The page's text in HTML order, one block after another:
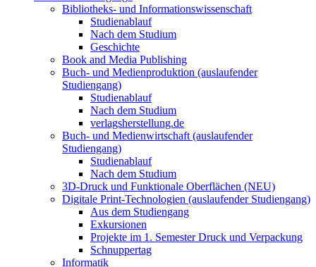
Bibliotheks- und Informationswissenschaft
Studienablauf
Nach dem Studium
Geschichte
Book and Media Publishing
Buch- und Medienproduktion (auslaufender
Studiengang)
Studienablauf
Nach dem Studium
verlagsherstellung.de
Buch- und Medienwirtschaft (auslaufender
Studiengang)
Studienablauf
Nach dem Studium
3D-Druck und Funktionale Oberflächen (NEU)
Digitale Print-Technologien (auslaufender Studiengang)
Aus dem Studiengang
Exkursionen
Projekte im 1. Semester Druck und Verpackung
Schnuppertag
Informatik